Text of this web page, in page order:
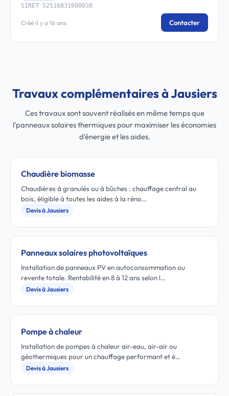
SIRET 52516831600038
Créé il y a 16 ans Contacter
Travaux complémentaires à Jausiers
Ces travaux sont souvent réalisés en même temps que
l'panneaux solaires thermiques pour maximiser les économies
d'énergie et les aides.
Chaudière biomasse
Chaudières à granulés ou à bûches : chauffage central au
bois, éligible à toutes les aides à la réno…
Devis à Jausiers
Panneaux solaires photovoltaïques
Installation de panneaux PV en autoconsommation ou
revente totale. Rentabilité en 8 à 12 ans selon l…
Devis à Jausiers
Pompe à chaleur
Installation de pompes à chaleur air-eau, air-air ou
géothermiques pour un chauffage performant et é…
Devis à Jausiers